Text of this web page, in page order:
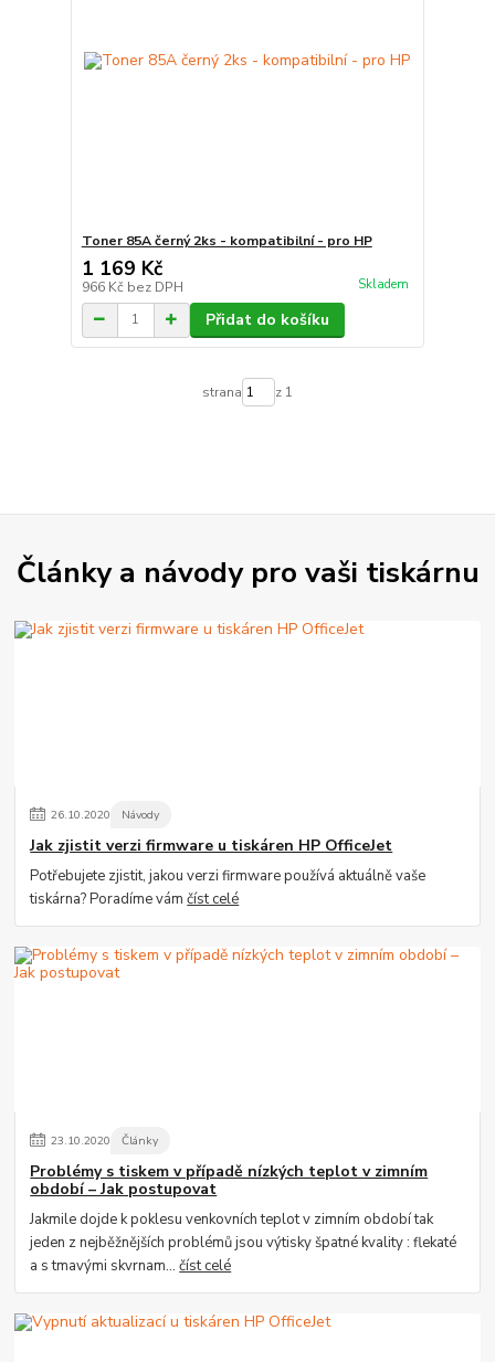
Toner 85A černý 2ks - kompatibilní - pro HP
1 169 Kč
966 Kč bez DPH Skladem
Přidat do košíku
strana z 1
Články a návody pro vaši tiskárnu
26.10.2020 Návody
Jak zjistit verzi firmware u tiskáren HP OfficeJet
Potřebujete zjistit, jakou verzi firmware používá aktuálně vaše
tiskárna? Poradíme vámčíst celé
23.10.2020 Články
Problémy s tiskem v případě nízkých teplot v zimním
období – Jak postupovat
Jakmile dojde k poklesu venkovních teplot v zimním období tak
jeden z nejběžnějších problémů jsou výtisky špatné kvality : flekaté
a s tmavými skvrnam...číst celé